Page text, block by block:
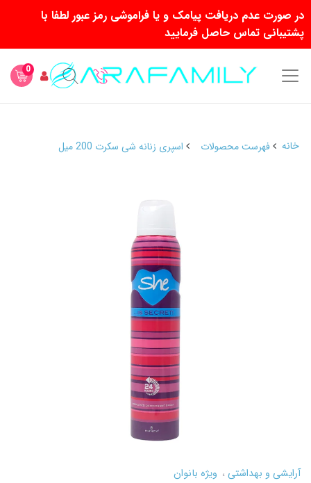
در صورت عدم دریافت پیامک و یا فراموشی رمز عبور لطفا با
پشتیبانی تماس حاصل فرمایید
0
خانه فهرست محصولات اسپری زنانه شی سکرت 200 میل
آرایشی و بهداشتی ویژه بانوان